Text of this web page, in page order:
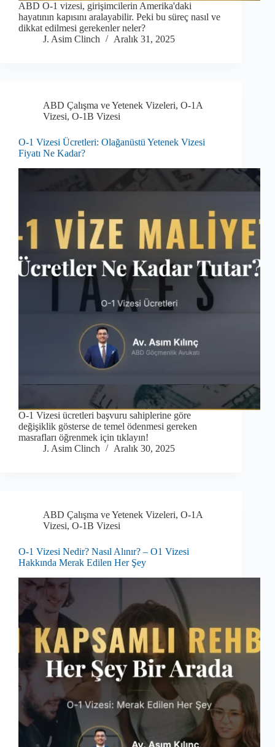
ABD O-1 vizesi, girişimcilerin Amerika'daki
hayatının kapısını aralayabilir. Peki bu süreç nasıl ve
dikkat edilmesi gerekenler neler?
J. Asim Clinch
Aralık 31, 2025
ABD Çalışma ve Yetenek Vizeleri, O-1A
Vizesi, O-1B Vizesi
O-1 Vizesi Ücretleri: Olağanüstü Yetenek Vizesi
Fiyatı Ne Kadar?
O-1 Vizesi ücretleri başvuru sahiplerine göre
değişiklik gösterse de temel ödenmesi gereken
masrafları öğrenmek için tıklayın!
J. Asim Clinch
Aralık 30, 2025
ABD Çalışma ve Yetenek Vizeleri, O-1A
Vizesi, O-1B Vizesi
O-1 Vizesi Nedir? Nasıl Alınır? – O1 Vizesi
Hakkında Merak Edilen Her Şey